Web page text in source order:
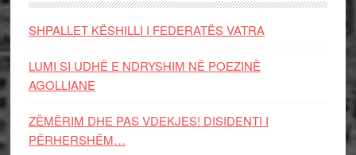
SHPALLET KËSHILLI I FEDERATËS VATRA
LUMI SI UDHË E NDRYSHIM NË POEZINË
AGOLLIANE
ZËMËRIM DHE PAS VDEKJES! DISIDENTI I
PËRHERSHËM…